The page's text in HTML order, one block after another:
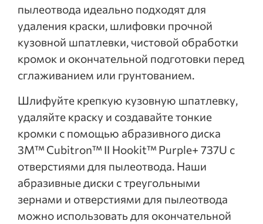
пылеотвода идеально подходят для
удаления краски, шлифовки прочной
кузовной шпатлевки, чистовой обработки
кромок и окончательной подготовки перед
сглаживанием или грунтованием.
Шлифуйте крепкую кузовную шпатлевку,
удаляйте краску и создавайте тонкие
кромки с помощью абразивного диска
3M™ Cubitron™ II Hookit™ Purple+ 737U с
отверстиями для пылеотвода. Наши
абразивные диски с треугольными
зернами и отверстиями для пылеотвода
можно использовать для окончательной